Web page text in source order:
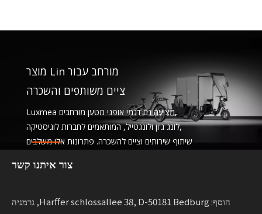
ציים משותפים והשכרה
Luxmea מציעה גם דגמי אופני מטען מורחבים,
לונג ג'ון ולונגטייל, המותאמים לחברות לוגיסטיקה,
שיתוף שירותים וציים להשכרה. פתרונות אלו משלבים
צור איתנו קשר
הוסף: Harffer schlossallee 38, D-50181 Bedburg, גרמניה